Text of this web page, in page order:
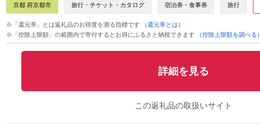
京都 府京都市 旅行・チケット・カタログ 宿泊券・食事券 旅行
※「還元率」とは返礼品のお得度を測る指標です
（還元率とは）
※「控除上限額」の範囲内で寄付するとお得にふるさと納税できます
（控除上限額を調べる）
詳細を見る
この返礼品の取扱いサイト